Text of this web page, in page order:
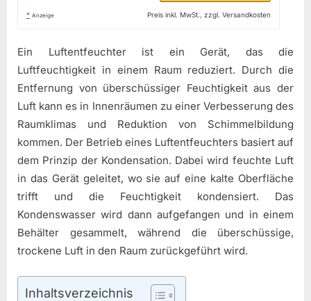
* Anzeige Preis inkl. MwSt., zzgl. Versandkosten
Ein Luftentfeuchter ist ein Gerät, das die
Luftfeuchtigkeit in einem Raum reduziert. Durch die
Entfernung von überschüssiger Feuchtigkeit aus der
Luft kann es in Innenräumen zu einer Verbesserung des
Raumklimas und Reduktion von Schimmelbildung
kommen. Der Betrieb eines Luftentfeuchters basiert auf
dem Prinzip der Kondensation. Dabei wird feuchte Luft
in das Gerät geleitet, wo sie auf eine kalte Oberfläche
trifft und die Feuchtigkeit kondensiert. Das
Kondenswasser wird dann aufgefangen und in einem
Behälter gesammelt, während die überschüssige,
trockene Luft in den Raum zurückgeführt wird.
Inhaltsverzeichnis